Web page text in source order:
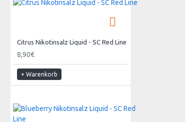
Citrus Nikotinsalz Liquid - SC Red Line
8,90€
+ Warenkorb